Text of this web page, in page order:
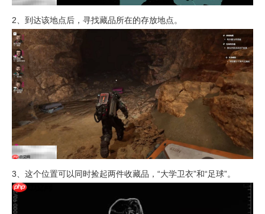
2、到达该地点后，寻找藏品所在的存放地点。
3、这个位置可以同时捡起两件收藏品，“大学卫衣”和“足球”。